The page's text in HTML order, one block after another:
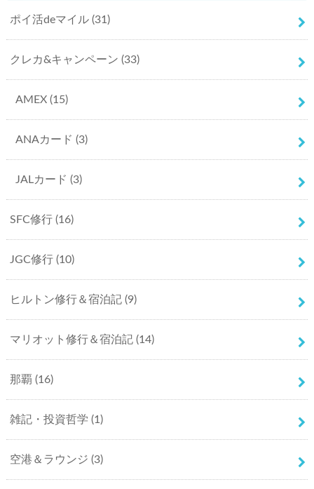
ポイ活deマイル (31)
クレカ&キャンペーン (33)
AMEX (15)
ANAカード (3)
JALカード (3)
SFC修行 (16)
JGC修行 (10)
ヒルトン修行＆宿泊記 (9)
マリオット修行＆宿泊記 (14)
那覇 (16)
雑記・投資哲学 (1)
空港＆ラウンジ (3)